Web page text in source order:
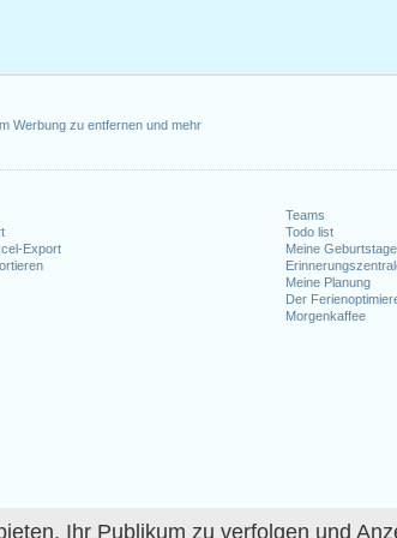
Ihr Publikum zu verfolgen und
Werbung zu entfernen und mehr
Export
Teams
Todo list
Meine Geburtstage
Meine Planung
Der
Morgenkaffee